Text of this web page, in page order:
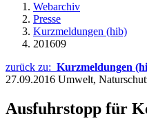
Webarchiv
Presse
Kurzmeldungen (hib)
201609
zurück zu: Kurzmeldungen
27.09.2016 Umwelt,
Ausfuhrstopp für